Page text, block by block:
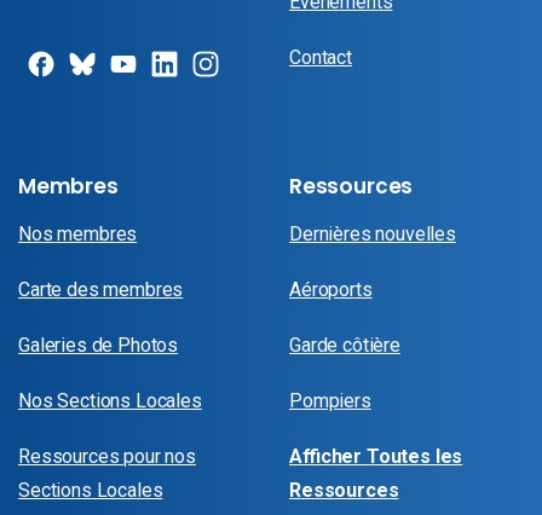
Contact
Membres
Nos membres
Carte des membres
Galeries de Photos
Nos Sections Locales
Ressources pour nos
Sections Locales
Ressources
Dernières nouvelles
Aéroports
Garde côtière
Pompiers
Afficher Toutes les
Ressources